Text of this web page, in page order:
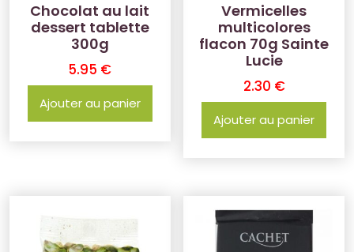
Chocolat au lait
dessert tablette
300g
5.95 €
Ajouter au panier
Vermicelles
multicolores
flacon 70g Sainte
Lucie
2.30 €
Ajouter au panier